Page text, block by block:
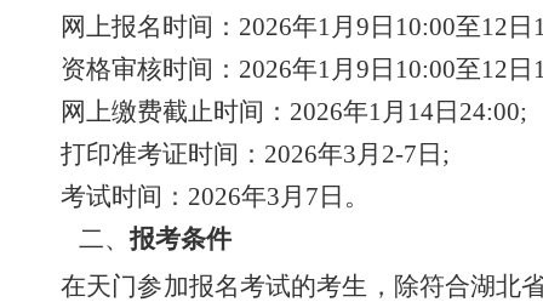
网上报名时间： 2026年1月9日10:00至12日
资格审核时间： 2026年1月9日10:00至12日
网上缴费截止时间： 2026年1月14日24:00;
打印准考证时间： 2026年3月2-7日;
考试时间： 2026年3月7日。
二、报考条件
在天门参加报名考试的考生，除符合湖北